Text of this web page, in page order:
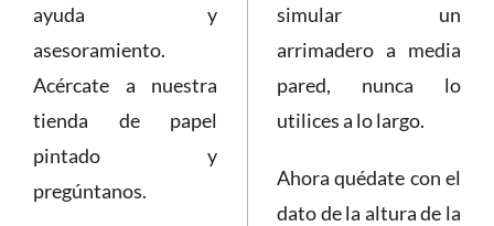
ayuda y
asesoramiento.
Acércate a nuestra
tienda de papel
pintado y
pregúntanos.
simular un
arrimadero a media
pared, nunca lo
utilices a lo largo.
Ahora quédate con el
dato de la altura de la